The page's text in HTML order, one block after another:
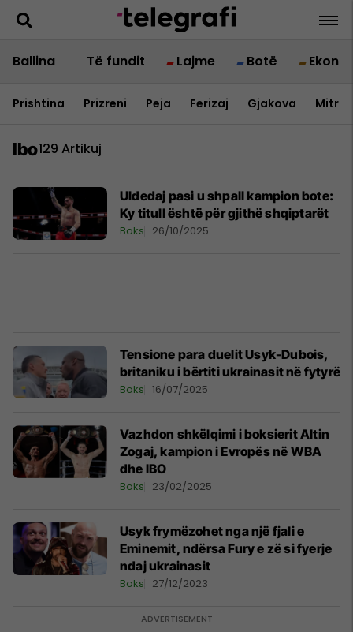
Ballina Të fundit Lajme Botë
Prishtina Prizreni Peja Ferizaj Gjakova
Ibo129 Artikuj
Uldedaj pasi u shpall kampion bote:
Ky titull është për gjithë shqiptarët
Boks 26/10/2025
Tensione para duelit Usyk-Dubois,
britaniku i bërtiti ukrainasit në fytyrë
Boks 16/07/2025
Vazhdon shkëlqimi i boksierit Altin
Zogaj, kampion i Evropës në WBA
dhe IBO
Boks 23/02/2025
Usyk frymëzohet nga një fjali e
Eminemit, ndërsa Fury e zë si fyerje
ndaj ukrainasit
Boks 27/12/2023